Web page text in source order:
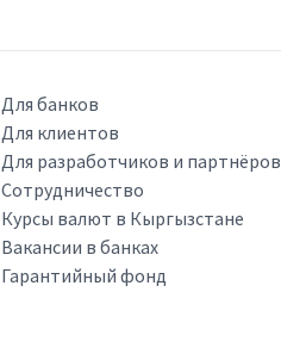
Для банков
Для клиентов
Для разработчиков и партнёров
Сотрудничество
Курсы валют в Кыргызстане
Вакансии в банках
Гарантийный фонд